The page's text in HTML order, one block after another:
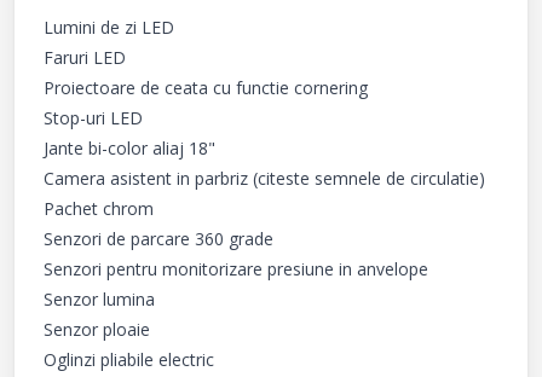
Lumini de zi LED
Faruri LED
Proiectoare de ceata cu functie cornering
Stop-uri LED
Jante bi-color aliaj 18"
Camera asistent in parbriz (citeste semnele de circulatie)
Pachet chrom
Senzori de parcare 360 grade
Senzori pentru monitorizare presiune in anvelope
Senzor lumina
Senzor ploaie
Oglinzi pliabile electric